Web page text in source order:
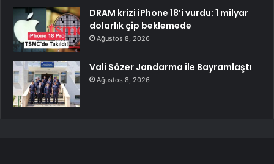
DRAM krizi iPhone 18’i vurdu: 1 milyar
dolarlık çip beklemede
Ağustos 8, 2026
Vali Sözer Jandarma ile Bayramlaştı
Ağustos 8, 2026